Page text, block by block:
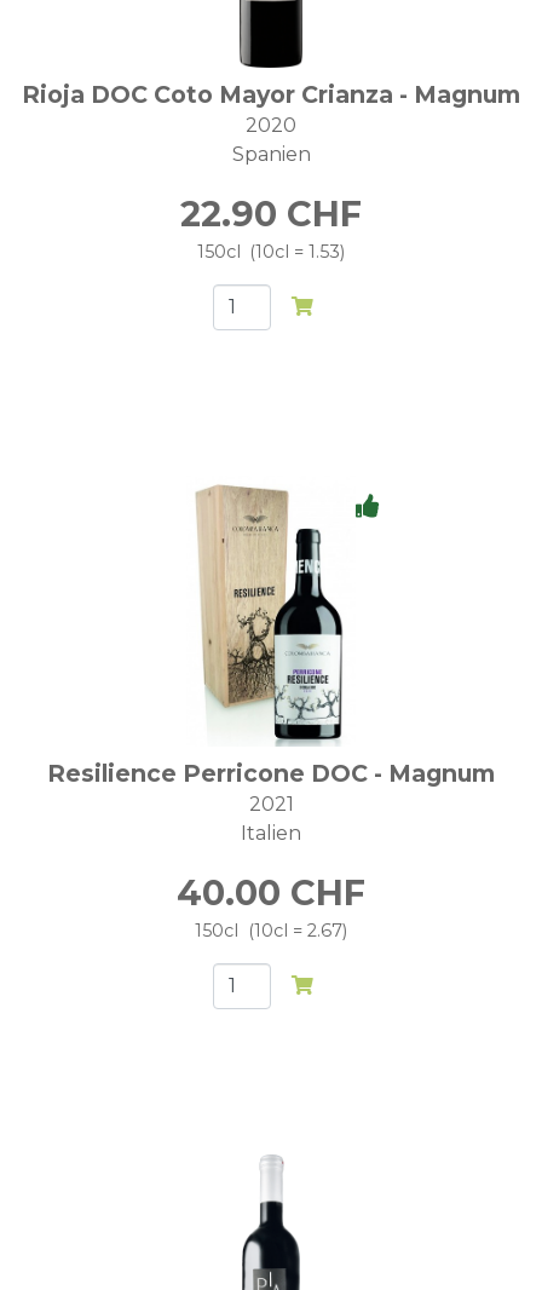
Rioja DOC Coto Mayor Crianza - Magnum
2020
Spanien
22.90 CHF
150cl 10cl = 1.53
Resilience Perricone DOC - Magnum
2021
Italien
40.00 CHF
150cl 10cl = 2.67